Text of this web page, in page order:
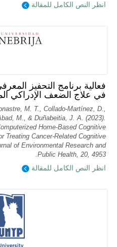
انظر النص الكامل للمقالة
فعالية برنامج التحفيز
في علاج الضعف الإدراكي
M. T., Collado-Martínez, D.,
M., & Duñabeitia, J. A. (2023).
Home-Based Cognitive
Treating Cancer-Related Cognitive
of Environmental Research and
Public Health, 20, 4953.
انظر النص الكامل للمقالة